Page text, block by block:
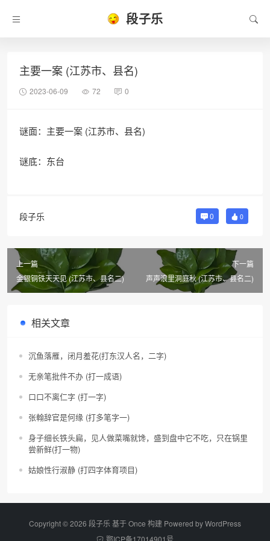
段子乐
主要一案 (江苏市、县名)
2023-06-09 72 0
谜面：主要一案 (江苏市、县名)
谜底：东台
段子乐 0 0
上一篇
金银铜铁天天见 (江苏市、县名二)
下一篇
声声浪里洞庭秋 (江苏市、县名二)
相关文章
沉鱼落雁，闭月羞花(打东汉人名，二字)
无亲笔批件不办 (打一成语)
口口不离仁字 (打一字)
张翰辞官是何缘 (打多笔字一)
身子细长铁头扁，见人做菜嘴就馋，盛到盘中它不吃，只在锅里
尝新鲜(打一物)
姑娘性行淑静 (打四字体育项目)
Copyright © 2026 段子乐 基于 Once 构建 Powered byWordPress
鄂ICP备17014901号